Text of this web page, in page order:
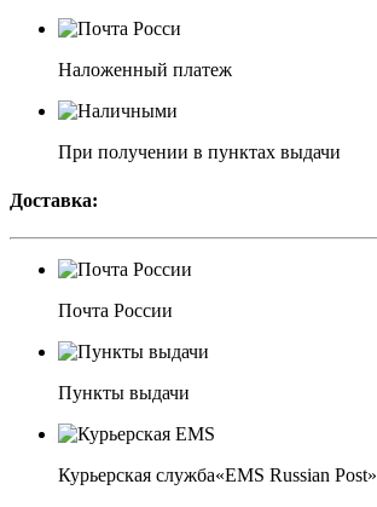
Наложенный платеж
При получении в пунктах выдачи
Доставка:
Почта России
Пункты выдачи
Курьерская служба«EMS Russian Post»